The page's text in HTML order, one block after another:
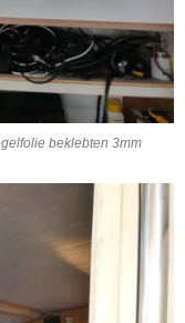
beklebten 3mm